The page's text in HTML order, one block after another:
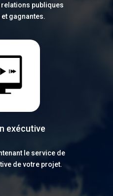
publiques
gagnantes.
exécutive
le service de
de votre projet.